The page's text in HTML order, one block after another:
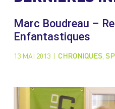
Marc Boudreau –
Enfantastiques
13 MAI 2013 CHRONIQUES,